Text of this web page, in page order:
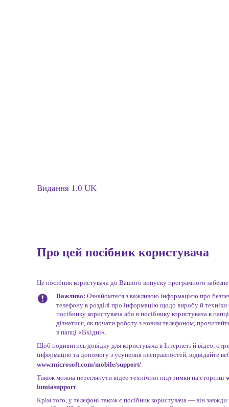
Видання 1.0 UK
Про цей посібник користувача
Це посібник користувача до Вашого випуску програмного
Важливо: Ознайомтеся з важливою інформацією про
телефону в розділі про інформацію щодо виробу й
посібнику користувача або в посібнику користувача в
дізнатися, як почати роботу з новим телефоном,
в папці «Вхідні».
Щоб подивитись довідку для користувача в Інтернеті й відео,
інформацію та допомогу з усунення несправностей, відвідайте
www.microsoft.com/mobile/support/.
Також можна переглянути відео технічної підтримки на сторінці
lumiasupport.
Крім того, у телефоні також є посібник користувача — він